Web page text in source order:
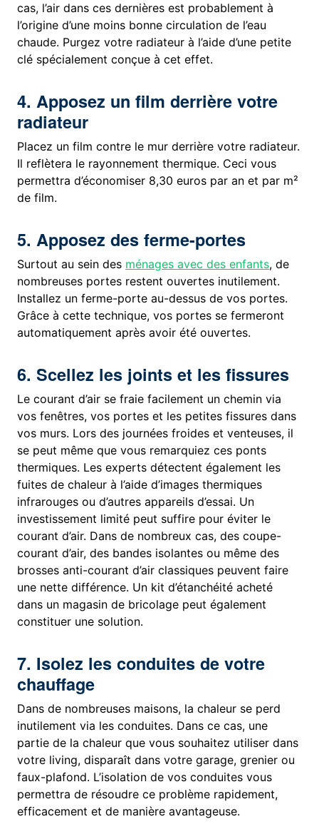
cas, l’air dans ces dernières est probablement à
l’origine d’une moins bonne circulation de l’eau
chaude. Purgez votre radiateur à l’aide d’une petite
clé spécialement conçue à cet effet.
4. Apposez un film derrière votre
radiateur
Placez un film contre le mur derrière votre radiateur.
Il reflètera le rayonnement thermique. Ceci vous
permettra d’économiser 8,30 euros par an et par m²
de film.
5. Apposez des ferme-portes
Surtout au sein des ménages avec des enfants, de
nombreuses portes restent ouvertes inutilement.
Installez un ferme-porte au-dessus de vos portes.
Grâce à cette technique, vos portes se fermeront
automatiquement après avoir été ouvertes.
6. Scellez les joints et les fissures
Le courant d’air se fraie facilement un chemin via
vos fenêtres, vos portes et les petites fissures dans
vos murs. Lors des journées froides et venteuses, il
se peut même que vous remarquiez ces ponts
thermiques. Les experts détectent également les
fuites de chaleur à l’aide d’images thermiques
infrarouges ou d’autres appareils d’essai. Un
investissement limité peut suffire pour éviter le
courant d’air. Dans de nombreux cas, des coupe-
courant d’air, des bandes isolantes ou même des
brosses anti-courant d’air classiques peuvent faire
une nette différence. Un kit d’étanchéité acheté
dans un magasin de bricolage peut également
constituer une solution.
7. Isolez les conduites de votre
chauffage
Dans de nombreuses maisons, la chaleur se perd
inutilement via les conduites. Dans ce cas, une
partie de la chaleur que vous souhaitez utiliser dans
votre living, disparaît dans votre garage, grenier ou
faux-plafond. L’isolation de vos conduites vous
permettra de résoudre ce problème rapidement,
efficacement et de manière avantageuse.